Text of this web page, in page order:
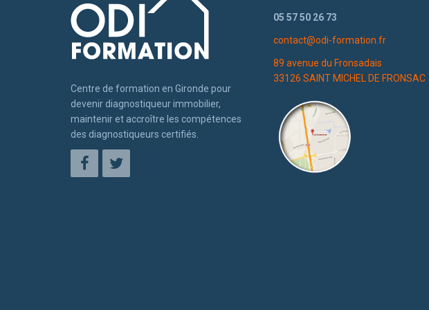
Centre de formation en Gironde pour
devenir diagnostiqueur immobilier,
maintenir et accroître les compétences
des diagnostiqueurs certifiés.
05 57 50 26 73
contact@odi-formation.fr
89 avenue du Fronsadais
33126 SAINT MICHEL DE FRONSAC